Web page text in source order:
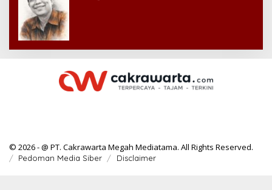
© 2026 - @ PT. Cakrawarta Megah Mediatama. All Rights Reserved.
Pedoman Media Siber Disclaimer